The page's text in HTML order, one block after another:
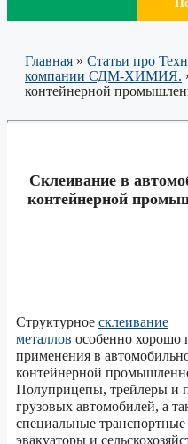
Главная » Статьи про
компании СДМ-ХИМИЯ.
контейнерной
Склеивание в
контейнерной
Структурное склеивание
металлов особенно хорошо
применения в
контейнерной
Полуприцепы, трейлеры и
грузовых автомобилей, а
специальные транспортные
эвакуаторы и